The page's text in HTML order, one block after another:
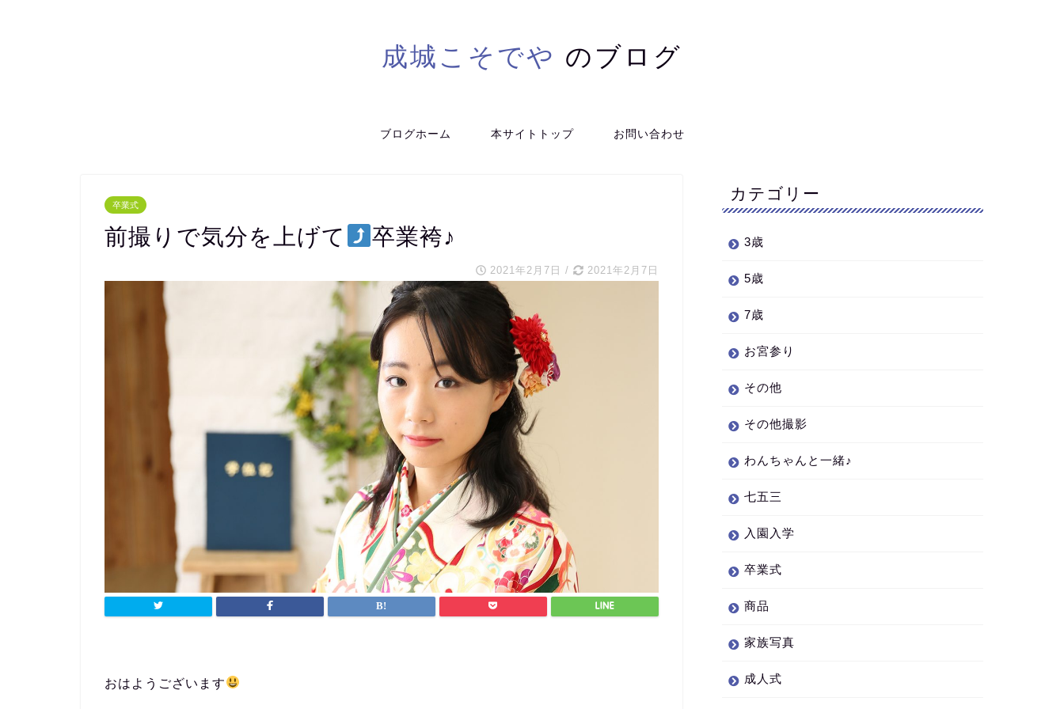
成城こそでや のブログ
ブログホーム 本サイトトップ お問い合わせ
卒業式
前撮りで気分を上げて 卒業袴♪
2021年2月7日 / 2021年2月7日
おはようございます
カテゴリー
3歳
5歳
7歳
お宮参り
その他
その他撮影
わんちゃんと一緒♪
七五三
入園入学
卒業式
商品
家族写真
成人式